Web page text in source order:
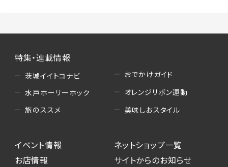
特集・連載情報
茨城イイトコナビ
水戸ホーリーホック
旅のススメ
おでかけガイド
オレンジリボン運動
美味しおスタイル
イベント情報
お店情報
ネットショップ一覧
サイトからのお知らせ